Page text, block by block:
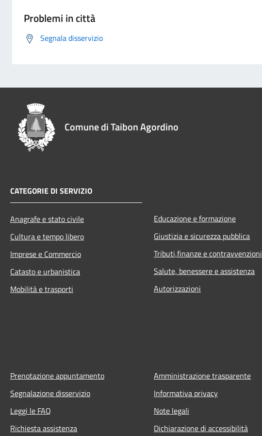
Problemi in città
Segnala disservizio
Comune di Taibon Agordino
CATEGORIE DI SERVIZIO
Anagrafe e stato civile
Cultura e tempo libero
Imprese e Commercio
Catasto e urbanistica
Mobilità e trasporti
Educazione e formazione
Giustizia e sicurezza pubblica
Tributi,finanze e contravvenzioni
Salute, benessere e assistenza
Autorizzazioni
Prenotazione appuntamento
Segnalazione disservizio
Leggi le FAQ
Richiesta assistenza
Amministrazione trasparente
Informativa privacy
Note legali
Dichiarazione di accessibilità